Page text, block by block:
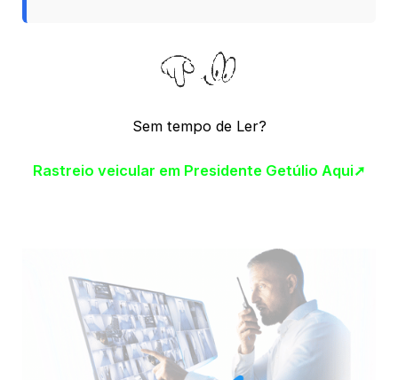
Sem tempo de Ler?
Rastreio veicular em Presidente Getúlio Aqui➚